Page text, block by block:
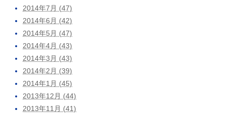
2014年7月 (47)
2014年6月 (42)
2014年5月 (47)
2014年4月 (43)
2014年3月 (43)
2014年2月 (39)
2014年1月 (45)
2013年12月 (44)
2013年11月 (41)